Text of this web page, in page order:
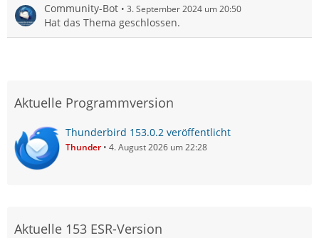
Community-Bot 3. September 2024 um 20:50
Hat das Thema geschlossen.
Aktuelle Programmversion
Thunderbird 153.0.2 veröffentlicht
Thunder 4. August 2026 um 22:28
Aktuelle 153 ESR-Version